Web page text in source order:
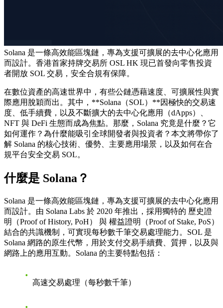
Solana 是一條高效能區塊鏈，專為支援可擴展的去中心化應用
而設計。香港首家持牌交易所 OSL HK 現已首發向零售投資
者開放 SOL 交易，安全合規有保障。
在數位資產的高速世界中，有些公鏈憑藉速度、可擴展性與實
際應用脫穎而出。其中，**Solana（SOL）**因極快的交易速
度、低手續費，以及不斷擴大的去中心化應用（dApps）、
NFT 與 DeFi 生態而成為焦點。那麼，Solana 究竟是什麼？它
如何運作？為什麼能吸引全球開發者與投資者？本文將帶你了
解 Solana 的核心技術、優勢、主要應用場景，以及如何在合
規平台安全交易 SOL。
什麼是 Solana？
Solana 是一條高效能區塊鏈，專為支援可擴展的去中心化應用
而設計。由 Solana Labs 於 2020 年推出，採用獨特的 歷史證
明（Proof of History, PoH）
與 權益證明（Proof of Stake, PoS）
結合的共識機制，可實現每秒數千筆交易處理能力。SOL 是
Solana 網路的原生代幣，用於支付交易手續費、質押，以及與
網路上的應用互動。 Solana 的主要特點包括：
高速交易處理（每秒數千筆）